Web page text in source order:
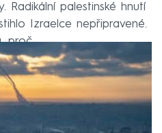
Radikální palestinské hnutí
Izraelce nepřipravené.
proč.